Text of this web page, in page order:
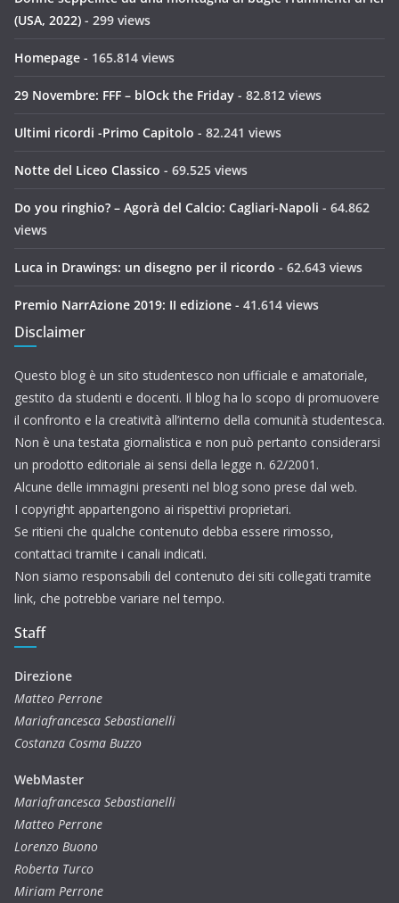
(USA, 2022) - 299 views
Homepage - 165.814 views
29 Novembre: FFF – blOck the Friday - 82.812 views
Ultimi ricordi -Primo Capitolo - 82.241 views
Notte del Liceo Classico - 69.525 views
Do you ringhio? – Agorà del Calcio: Cagliari-Napoli - 64.862
views
Luca in Drawings: un disegno per il ricordo - 62.643 views
Premio NarrAzione 2019: II edizione - 41.614 views
Disclaimer
Questo blog è un sito studentesco non ufficiale e amatoriale,
gestito da studenti e docenti. Il blog ha lo scopo di promuovere
il confronto e la creatività all’interno della comunità studentesca.
Non è una testata giornalistica e non può pertanto considerarsi
un prodotto editoriale ai sensi della legge n. 62/2001.
Alcune delle immagini presenti nel blog sono prese dal web.
I copyright appartengono ai rispettivi proprietari.
Se ritieni che qualche contenuto debba essere rimosso,
contattaci tramite i canali indicati.
Non siamo responsabili del contenuto dei siti collegati tramite
link, che potrebbe variare nel tempo.
Staff
Direzione
Matteo Perrone
Mariafrancesca Sebastianelli
Costanza Cosma Buzzo
WebMaster
Mariafrancesca Sebastianelli
Matteo Perrone
Lorenzo Buono
Roberta Turco
Miriam Perrone